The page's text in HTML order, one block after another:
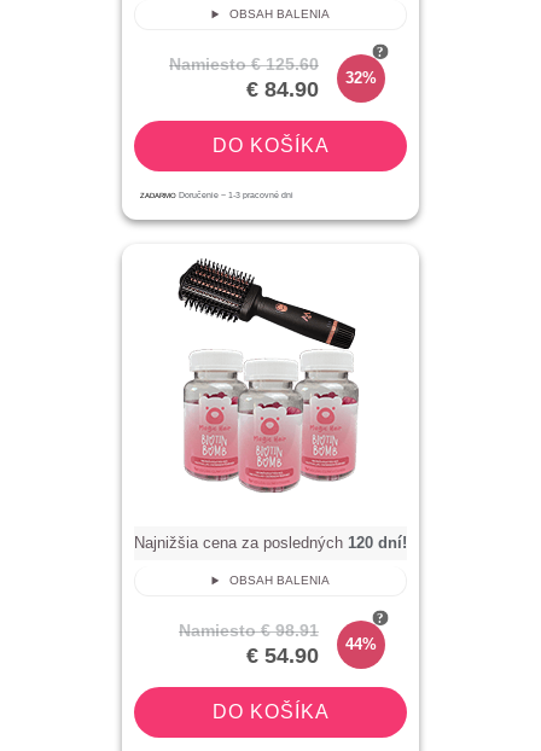
OBSAH BALENIA
Namiesto € 125.60
€ 84.90 32%
DO KOŠÍKA
ZADARMO Doručenie ~ 1-3 pracovné dni
Najnižšia cena za posledných 120 dní!
OBSAH BALENIA
Namiesto € 98.91
€ 54.90 44%
DO KOŠÍKA